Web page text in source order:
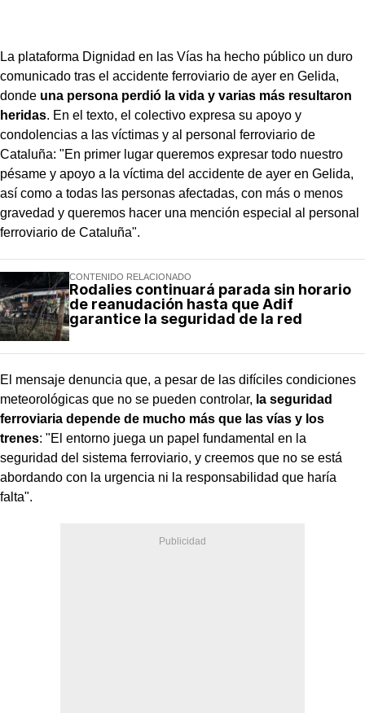
La plataforma Dignidad en las Vías ha hecho público un duro
comunicado tras el accidente ferroviario de ayer en Gelida,
donde una persona perdió la vida y varias más resultaron
heridas. En el texto, el colectivo expresa su apoyo y
condolencias a las víctimas y al personal ferroviario de
Cataluña: "En primer lugar queremos expresar todo nuestro
pésame y apoyo a la víctima del accidente de ayer en Gelida,
así como a todas las personas afectadas, con más o menos
gravedad y queremos hacer una mención especial al personal
ferroviario de Cataluña".
CONTENIDO RELACIONADO
Rodalies continuará parada sin horario
de reanudación hasta que Adif
garantice la seguridad de la red
El mensaje denuncia que, a pesar de las difíciles condiciones
meteorológicas que no se pueden controlar, la seguridad
ferroviaria depende de mucho más que las vías y los
trenes: "El entorno juega un papel fundamental en la
seguridad del sistema ferroviario, y creemos que no se está
abordando con la urgencia ni la responsabilidad que haría
falta".